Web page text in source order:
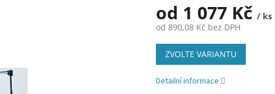
od 1 077 Kč / ks
od 890,08 Kč bez DPH
Měrná
cena:
ZVOLTE VARIANTU
Detailní informace